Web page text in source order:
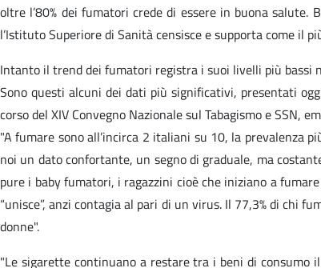
oltre l’80% dei fumatori crede di essere in buona salute.
l’Istituto Superiore di Sanità censisce e supporta come il
Intanto il trend dei fumatori registra i suoi livelli più bassi
Sono questi alcuni dei dati più significativi, presentati
corso del XIV Convegno Nazionale sul Tabagismo e SSN,
"A fumare sono all’incirca 2 italiani su 10, la prevalenza
noi un dato confortante, un segno di graduale, ma
pure i baby fumatori, i ragazzini cioè che iniziano a
“unisce”, anzi contagia al pari di un virus. Il 77,3% di chi
donne".
"Le sigarette continuano a restare tra i beni di consumo